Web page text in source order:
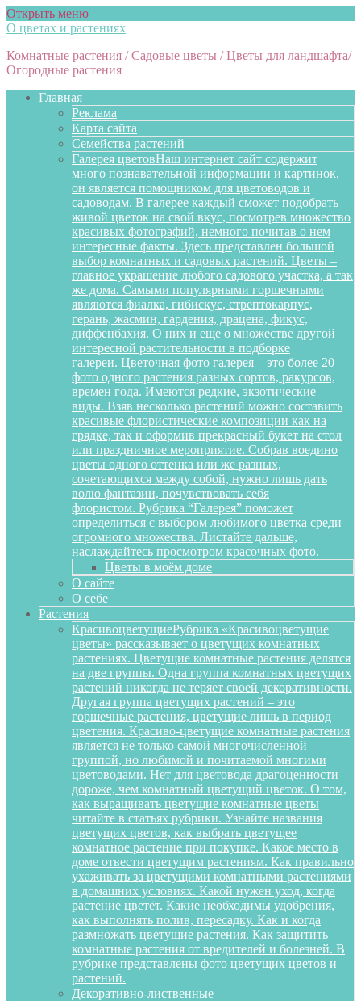
Открыть меню
О цветах и растениях
Комнатные растения / Садовые цветы / Цветы для ландшафта/
Огородные растения
Главная
Реклама
Карта сайта
Семейства растений
Галерея цветовНаш интернет сайт содержит
много познавательной информации и картинок,
он является помощником для цветоводов и
садоводам. В галерее каждый сможет подобрать
живой цветок на свой вкус, посмотрев множество
красивых фотографий, немного почитав о нем
интересные факты. Здесь представлен большой
выбор комнатных и садовых растений. Цветы –
главное украшение любого садового участка, а так
же дома. Самыми популярными горшечными
являются фиалка, гибискус, стрептокарпус,
герань, жасмин, гардения, драцена, фикус,
диффенбахия. О них и еще о множестве другой
интересной растительности в подборке
галереи. Цветочная фото галерея – это более 20
фото одного растения разных сортов, ракурсов,
времен года. Имеются редкие, экзотические
виды. Взяв несколько растений можно составить
красивые флористические композиции как на
грядке, так и оформив прекрасный букет на стол
или праздничное мероприятие. Собрав воедино
цветы одного оттенка или же разных,
сочетающихся между собой, нужно лишь дать
волю фантазии, почувствовать себя
флористом. Рубрика “Галерея” поможет
определиться с выбором любимого цветка среди
огромного множества. Листайте дальше,
наслаждайтесь просмотром красочных фото.
Цветы в моём доме
О сайте
О себе
Растения
КрасивоцветущиеРубрика «Красивоцветущие
цветы» рассказывает о цветущих комнатных
растениях. Цветущие комнатные растения делятся
на две группы. Одна группа комнатных цветущих
растений никогда не теряет своей декоративности.
Другая группа цветущих растений – это
горшечные растения, цветущие лишь в период
цветения. Красиво-цветущие комнатные растения
является не только самой многочисленной
группой, но любимой и почитаемой многими
цветоводами. Нет для цветовода драгоценности
дороже, чем комнатный цветущий цветок. О том,
как выращивать цветущие комнатные цветы
читайте в статьях рубрики. Узнайте названия
цветущих цветов, как выбрать цветущее
комнатное растение при покупке. Какое место в
доме отвести цветущим растениям. Как правильно
ухаживать за цветущими комнатными растениями
в домашних условиях. Какой нужен уход, когда
растение цветёт. Какие необходимы удобрения,
как выполнять полив, пересадку. Как и когда
размножать цветущие растения. Как защитить
комнатные растения от вредителей и болезней. В
рубрике представлены фото цветущих цветов и
растений.
Декоративно-лиственные